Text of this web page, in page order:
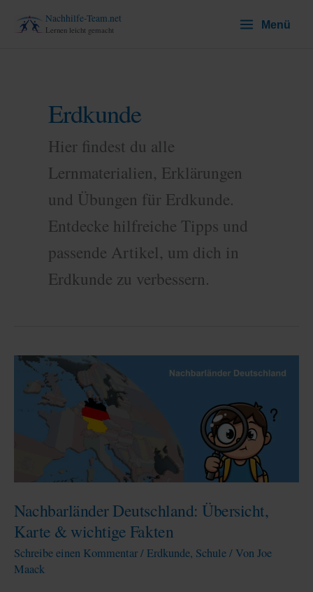
Inhalt
Nachhilfe-Team.net
Lernen leicht gemacht Menü
Erdkunde
Hier findest du alle
Lernmaterialien, Erklärungen
und Übungen für Erdkunde.
Entdecke hilfreiche Tipps und
passende Artikel, um dich in
Erdkunde zu verbessern.
Nachbarländer Deutschland: Übersicht,
Karte & wichtige Fakten
Schreibe einen Kommentar/ Erdkunde, Schule/ VonJoe
Maack